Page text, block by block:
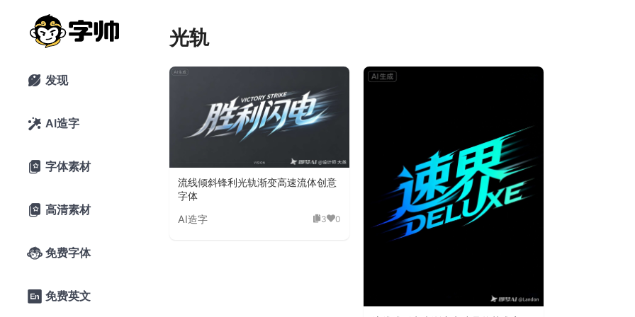
 发现
 AI造字
 字体素材
 高清素材
 免费字体
 免费英文
光轨
流线倾斜锋利光轨渐变高速流体创意
字体
AI造字 3 0